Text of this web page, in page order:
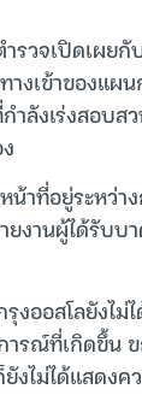
รวจเปิดเผย
งเข้าของแผ
ลังเร่งสอบส
น้าที่อยู่ระหว่า
งานผู้ได้รับบ
งออสโลยังไม่
รณ์ที่เกิดขึ้น
งไม่ได้แสดงค